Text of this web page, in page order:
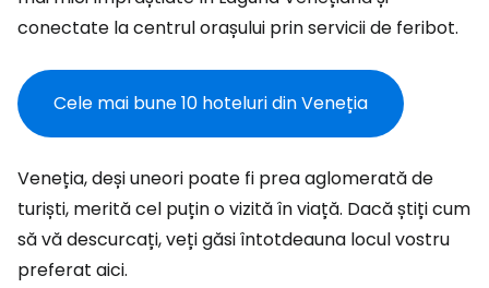
conectate la centrul orașului prin servicii de feribot.
Cele mai bune 10 hoteluri din Veneția
Veneția, deși uneori poate fi prea aglomerată de
turiști, merită cel puțin o vizită în viață. Dacă știți cum
să vă descurcați, veți găsi întotdeauna locul vostru
preferat aici.